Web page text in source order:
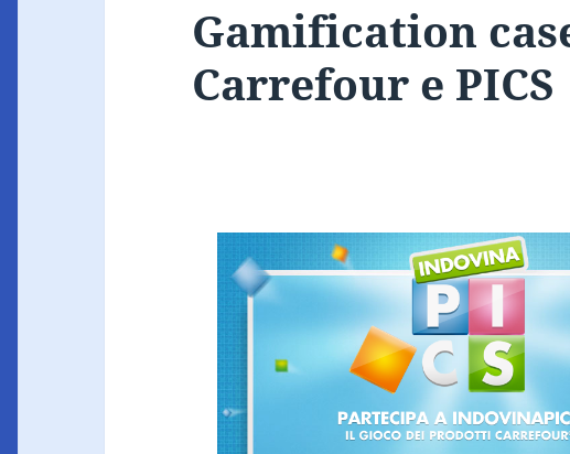
Gamification
Carrefour e PICS